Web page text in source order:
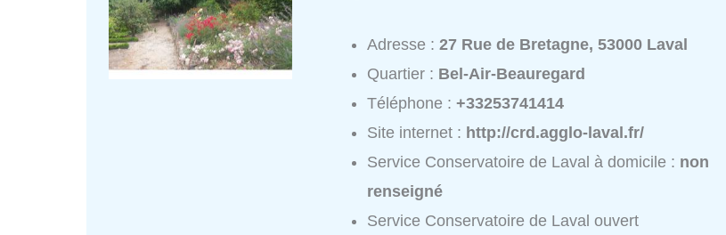
Adresse :27 Rue de Bretagne, 53000 Laval
Quartier : Bel-Air-Beauregard
Téléphone :+33253741414
Site internet : http://crd.agglo-laval.fr/
Service Conservatoire de Laval à domicile : non
renseigné
Service Conservatoire de Laval ouvert